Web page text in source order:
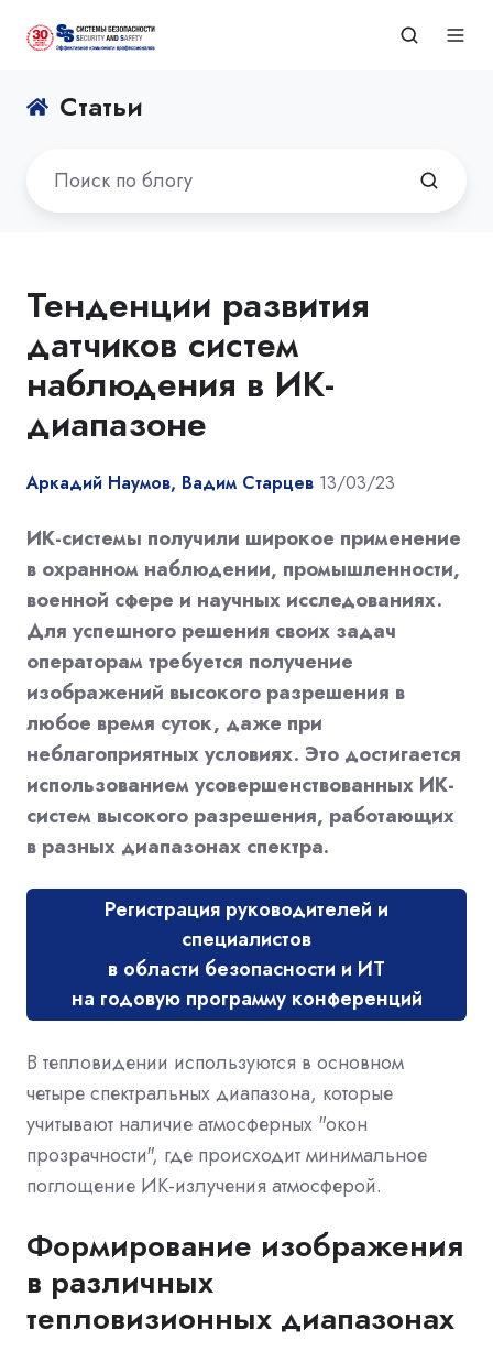
Статьи
Тенденции развития
датчиков систем
наблюдения в ИК-
диапазоне
Аркадий Наумов, Вадим Старцев 13/03/23
ИК-системы получили широкое применение
в охранном наблюдении, промышленности,
военной сфере и научных исследованиях.
Для успешного решения своих задач
операторам требуется получение
изображений высокого разрешения в
любое время суток, даже при
неблагоприятных условиях. Это достигается
использованием усовершенствованных ИК-
систем высокого разрешения, работающих
в разных диапазонах спектра.
Регистрация руководителей и
специалистов
в области безопасности и ИТ
на годовую программу конференций
В тепловидении используются в основном
четыре спектральных диапазона, которые
учитывают наличие атмосферных "окон
прозрачности", где происходит минимальное
поглощение ИК-излучения атмосферой.
Формирование изображения
в различных
тепловизионных диапазонах